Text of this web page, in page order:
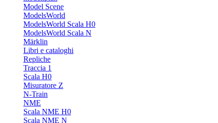
Model Scene
ModelsWorld
ModelsWorld Scala H0
ModelsWorld Scala N
Märklin
Libri e cataloghi
Repliche
Traccia 1
Scala H0
Misuratore Z
N-Train
NME
Scala NME H0
Scala NME N